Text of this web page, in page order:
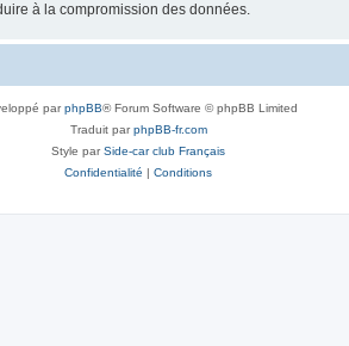
à la compromission des données.
parphpBB® Forum Software © phpBB Limited
Traduit parphpBB-fr.com
Style parSide-car club Français
Confidentialité | Conditions